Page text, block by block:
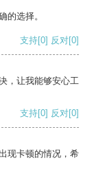
的选择。
支持[0] 反对[0]
，让我能够安心工
支持[0] 反对[0]
现卡顿的情况，希